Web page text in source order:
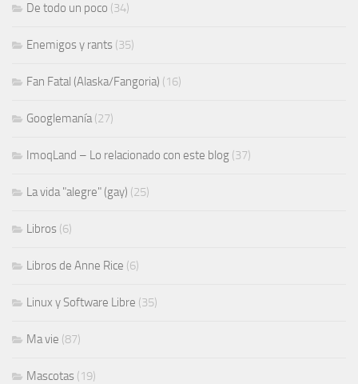
De todo un poco (34)
Enemigos y rants (35)
Fan Fatal (Alaska/Fangoria) (16)
Googlemanía(27)
ImoqLand – Lo relacionado con este blog (37)
La vida "alegre" (gay) (25)
Libros (6)
Libros de Anne Rice (6)
Linux y Software Libre (35)
Ma vie (87)
Mascotas (19)